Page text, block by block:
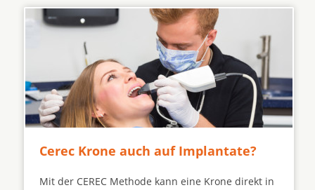
Cerec Krone auch auf Implantate?
Mit der CEREC Methode kann eine Krone direkt in